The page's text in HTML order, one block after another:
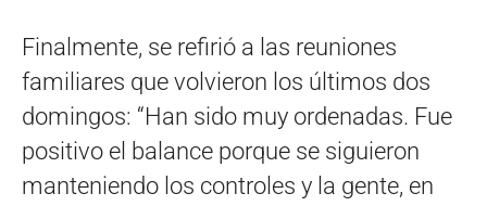
Finalmente, se refirió a las reuniones
familiares que volvieron los últimos dos
domingos: “Han sido muy ordenadas. Fue
positivo el balance porque se siguieron
manteniendo los controles y la gente, en